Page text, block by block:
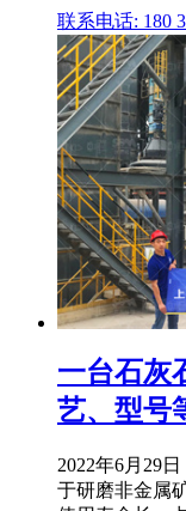
联系电话: 180
一台石灰
艺、型号
2022年6月29
于研磨非金属